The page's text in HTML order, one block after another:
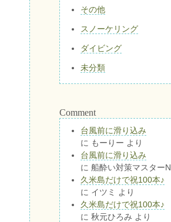
その他
スノーケリング
ダイビング
未分類
Comment
台風前に滑り込み
に もーりー より
台風前に滑り込み
に 船酔い対策マスターN
久米島だけで祝100本♪
に イツミ
より
久米島だけで祝100本♪
に 秋元ひろみ より